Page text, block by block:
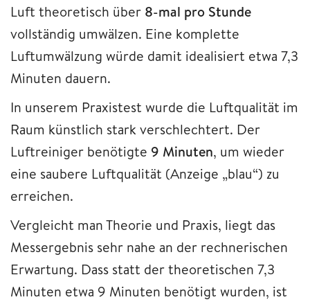
Luft theoretisch über 8-mal pro Stunde
vollständig umwälzen. Eine komplette
Luftumwälzung würde damit idealisiert etwa 7,3
Minuten dauern.
In unserem Praxistest wurde die Luftqualität im
Raum künstlich stark verschlechtert. Der
Luftreiniger benötigte 9 Minuten, um wieder
eine saubere Luftqualität (Anzeige „blau“) zu
erreichen.
Vergleicht man Theorie und Praxis, liegt das
Messergebnis sehr nahe an der rechnerischen
Erwartung. Dass statt der theoretischen 7,3
Minuten etwa 9 Minuten benötigt wurden, ist